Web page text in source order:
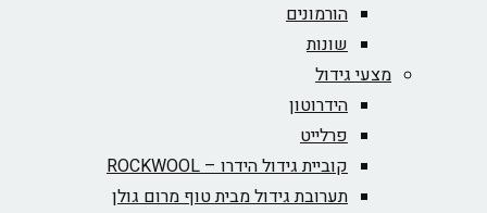
הורמונים
שונות
מצעי גידול
הידרוטון
פרלייט
קוביית גידול הידרו – ROCKWOOL‏
תערובת גידול מבית טוף מרום גולן